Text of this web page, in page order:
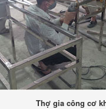
Thợ gia công cơ